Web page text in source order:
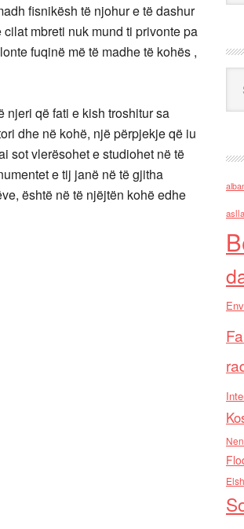
fisnikësh të njohur e të dashur
mbreti nuk mund ti privonte pa
fuqinë më të madhe të kohës ,
njeri që fati e kish troshitur sa
dhe në kohë, një përpjekje që iu
sot vlerësohet e studiohet në të
e tij janë në të gjitha
është në të njëjtën kohë edhe